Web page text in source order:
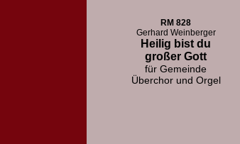
RM 828
Gerhard Weinberger
Heilig bist du
großer Gott
für Gemeinde
Überchor und Orgel